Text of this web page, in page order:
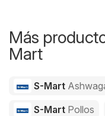
Más
Mart
S-Mart
S-Mart Pollos